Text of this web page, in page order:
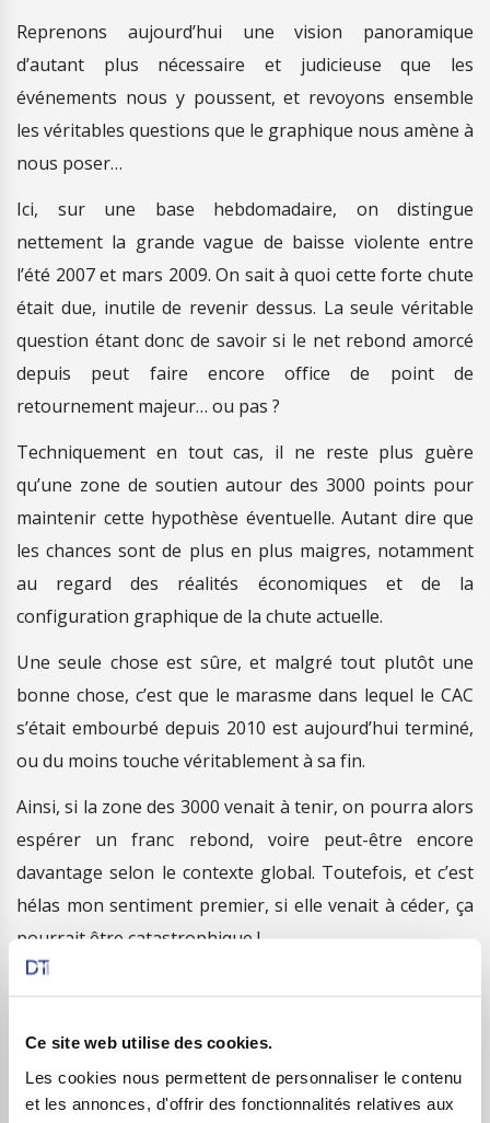
Ce site web utilise des cookies.
Les cookies nous permettent de personnaliser le contenu
et les annonces, d'offrir des fonctionnalités relatives aux
Reprenons aujourd’hui une vision panoramique
d’autant plus nécessaire et judicieuse que les
événements nous y poussent, et revoyons ensemble
les véritables questions que le graphique nous amène à
nous poser…
Ici, sur une base hebdomadaire, on distingue
nettement la grande vague de baisse violente entre
l’été 2007 et mars 2009. On sait à quoi cette forte chute
était due, inutile de revenir dessus. La seule véritable
question étant donc de savoir si le net rebond amorcé
depuis peut faire encore office de point de
retournement majeur… ou pas ?
Techniquement en tout cas, il ne reste plus guère
qu’une zone de soutien autour des 3000 points pour
maintenir cette hypothèse éventuelle. Autant dire que
les chances sont de plus en plus maigres, notamment
au regard des réalités économiques et de la
configuration graphique de la chute actuelle.
Une seule chose est sûre, et malgré tout plutôt une
bonne chose, c’est que le marasme dans lequel le CAC
s’était embourbé depuis 2010 est aujourd’hui terminé,
ou du moins touche véritablement à sa fin.
Ainsi, si la zone des 3000 venait à tenir, on pourra alors
espérer un franc rebond, voire peut-être encore
davantage selon le contexte global. Toutefois, et c’est
hélas mon sentiment premier, si elle venait à céder, ça
pourrait être catastrophique !
Je ne vois effectivement pas grand-chose après les
avant mon fameux seuil des 2400 points. Je sais, c’est
quand même rude d’imaginer notre bon vieux CAC
national dégringoler de plus de 800 points encore,